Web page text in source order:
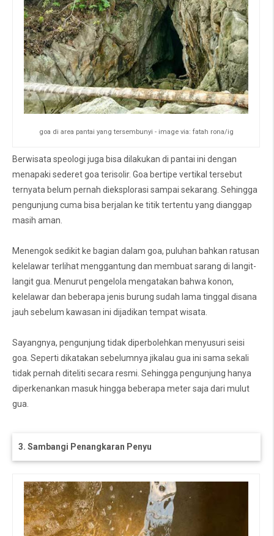
goa di area pantai yang tersembunyi - image via: fatah rona/ig
Berwisata speologi juga bisa dilakukan di pantai ini dengan
menapaki sederet goa terisolir. Goa bertipe vertikal tersebut
ternyata belum pernah dieksplorasi sampai sekarang. Sehingga
pengunjung cuma bisa berjalan ke titik tertentu yang dianggap
masih aman.
Menengok sedikit ke bagian dalam goa, puluhan bahkan ratusan
kelelawar terlihat menggantung dan membuat sarang di langit-
langit gua. Menurut pengelola mengatakan bahwa konon,
kelelawar dan beberapa jenis burung sudah lama tinggal disana
jauh sebelum kawasan ini dijadikan tempat wisata.
Sayangnya, pengunjung tidak diperbolehkan menyusuri seisi
goa. Seperti dikatakan sebelumnya jikalau gua ini sama sekali
tidak pernah diteliti secara resmi. Sehingga pengunjung hanya
diperkenankan masuk hingga beberapa meter saja dari mulut
gua.
3. Sambangi Penangkaran Penyu